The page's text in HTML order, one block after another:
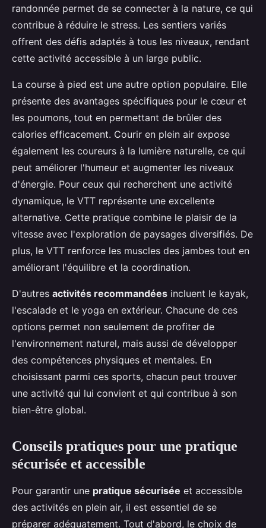
randonnée permet de se connecter à la nature, ce qui
contribue à réduire le stress. Les sentiers variés
offrent des défis adaptés à tous les niveaux, rendant
cette activité accessible à un large public.
La course à pied est une autre option populaire. Elle
présente des avantages spécifiques pour le cœur et
les poumons, tout en permettant de brûler des
calories efficacement. Courir en plein air expose
également les coureurs à la lumière naturelle, ce qui
peut améliorer l'humeur et augmenter les niveaux
d'énergie. Pour ceux qui recherchent une activité
dynamique, le VTT représente une excellente
alternative. Cette pratique combine le plaisir de la
vitesse avec l'exploration de paysages diversifiés. De
plus, le VTT renforce les muscles des jambes tout en
améliorant l'équilibre et la coordination.
D'autres activités recommandées incluent le kayak,
l'escalade et le yoga en extérieur. Chacune de ces
options permet non seulement de profiter de
l'environnement naturel, mais aussi de développer
des compétences physiques et mentales. En
choisissant parmi ces sports, chacun peut trouver
une activité qui lui convient et qui contribue à son
bien-être global.
Conseils pratiques pour une pratique
sécurisée et accessible
Pour garantir une pratique sécurisée et accessible
des activités en plein air, il est essentiel de se
préparer adéquatement. Tout d'abord, le choix de